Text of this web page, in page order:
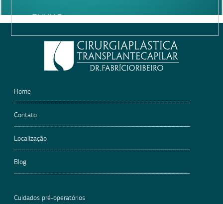
leave
Home
Contato
Localização
Blog
Cuidados pré-operatórios